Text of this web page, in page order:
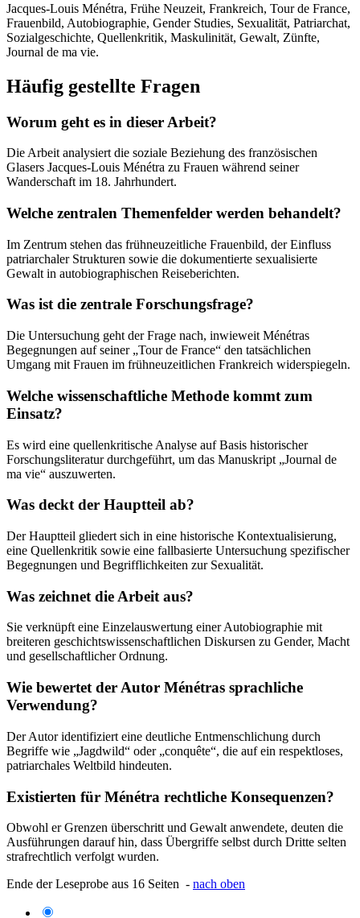
Jacques-Louis Ménétra, Frühe Neuzeit, Frankreich, Tour de France,
Frauenbild, Autobiographie, Gender Studies, Sexualität, Patriarchat,
Sozialgeschichte, Quellenkritik, Maskulinität, Gewalt, Zünfte,
Journal de ma vie.
Häufig gestellte Fragen
Worum geht es in dieser Arbeit?
Die Arbeit analysiert die soziale Beziehung des französischen
Glasers Jacques-Louis Ménétra zu Frauen während seiner
Wanderschaft im 18. Jahrhundert.
Welche zentralen Themenfelder werden behandelt?
Im Zentrum stehen das frühneuzeitliche Frauenbild, der Einfluss
patriarchaler Strukturen sowie die dokumentierte sexualisierte
Gewalt in autobiographischen Reiseberichten.
Was ist die zentrale Forschungsfrage?
Die Untersuchung geht der Frage nach, inwieweit Ménétras
Begegnungen auf seiner „Tour de France“ den tatsächlichen
Umgang mit Frauen im frühneuzeitlichen Frankreich widerspiegeln.
Welche wissenschaftliche Methode kommt zum
Einsatz?
Es wird eine quellenkritische Analyse auf Basis historischer
Forschungsliteratur durchgeführt, um das Manuskript „Journal de
ma vie“ auszuwerten.
Was deckt der Hauptteil ab?
Der Hauptteil gliedert sich in eine historische Kontextualisierung,
eine Quellenkritik sowie eine fallbasierte Untersuchung spezifischer
Begegnungen und Begrifflichkeiten zur Sexualität.
Was zeichnet die Arbeit aus?
Sie verknüpft eine Einzelauswertung einer Autobiographie mit
breiteren geschichtswissenschaftlichen Diskursen zu Gender, Macht
und gesellschaftlicher Ordnung.
Wie bewertet der Autor Ménétras sprachliche
Verwendung?
Der Autor identifiziert eine deutliche Entmenschlichung durch
Begriffe wie „Jagdwild“ oder „conquête“, die auf ein respektloses,
patriarchales Weltbild hindeuten.
Existierten für Ménétra rechtliche Konsequenzen?
Obwohl er Grenzen überschritt und Gewalt anwendete, deuten die
Ausführungen darauf hin, dass Übergriffe selbst durch Dritte selten
strafrechtlich verfolgt wurden.
Ende der Leseprobe aus 16 Seiten - nach oben